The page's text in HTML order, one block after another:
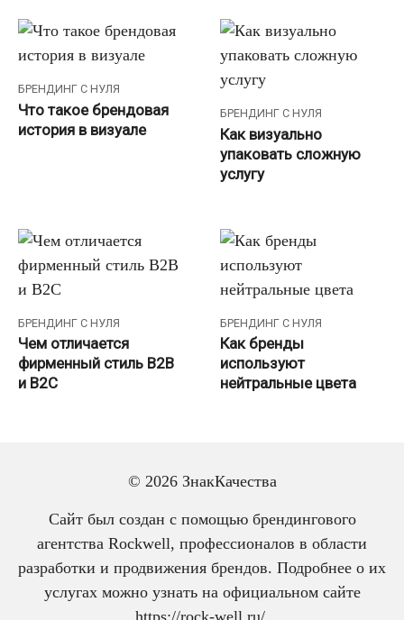
БРЕНДИНГ С НУЛЯ
Что такое брендовая
история в визуале
БРЕНДИНГ С НУЛЯ
Как визуально
упаковать сложную
услугу
БРЕНДИНГ С НУЛЯ
Чем отличается
фирменный стиль B2B
и B2C
БРЕНДИНГ С НУЛЯ
Как бренды
используют
нейтральные цвета
1 2 Далее
© 2026 ЗнакКачества
Сайт был создан с помощью брендингового
агентства Rockwell, профессионалов в области
разработки и продвижения брендов. Подробнее о их
услугах можно узнать на официальном сайте